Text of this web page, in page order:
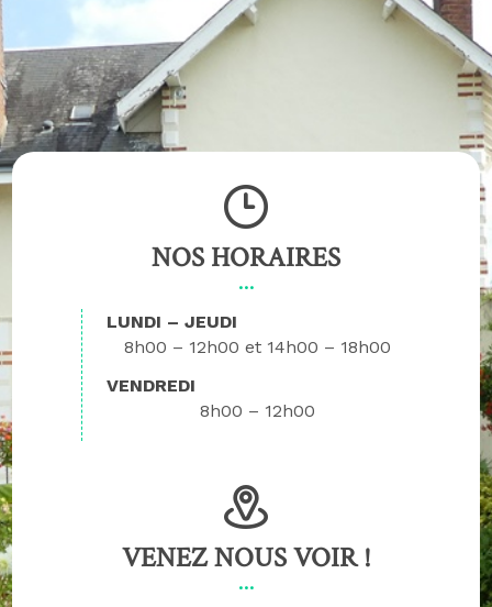
NOS HORAIRES
LUNDI – JEUDI
8h00 – 12h00
14h00 – 18h00
VENDREDI
8h00 – 12h00
VENEZ NOUS VOIR !